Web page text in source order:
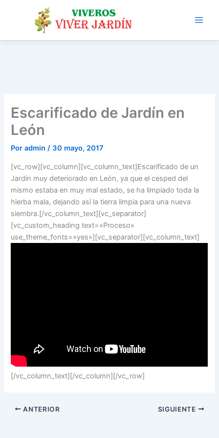
Escarificado de Jardín en
León
Poradmin/ 30 mayo, 2017
[vc_row][vc_column][vc_column_text]Escarificado de un
Jardín muy deteriorado en León, ya que el cesped del
mismo estaba en muy mal estado, se ha limpiado toda la
hierba mala, dejando así la tierra limpia para una nueva
siembra.[/vc_column_text][vc_separator]
[vc_custom_heading text=»Proceso»
use_theme_fonts=»yes»][vc_separator][vc_column_text]
[/vc_column_text][/vc_column][/vc_row]
ANTERIOR SIGUIENTE